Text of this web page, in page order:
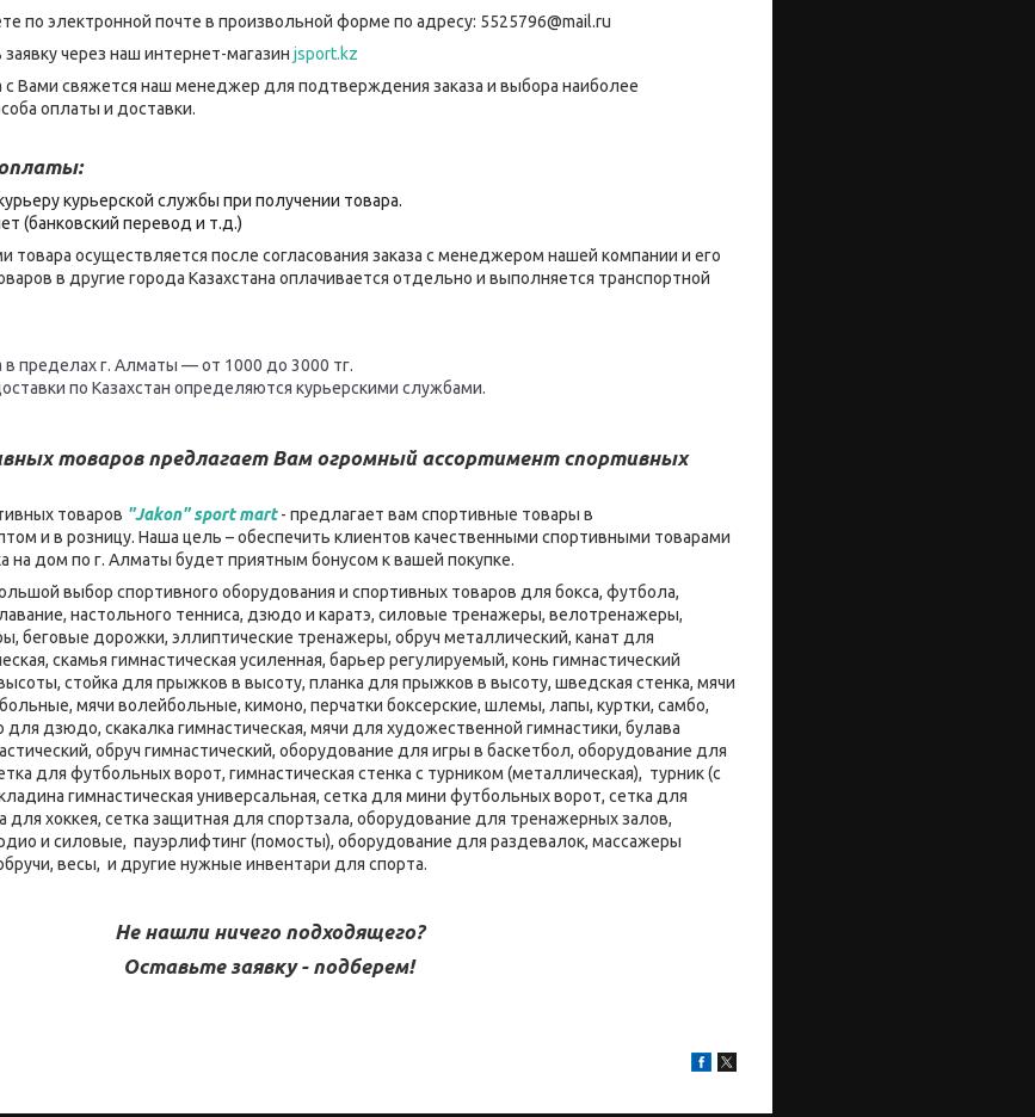
по электронной почте в произвольной форме по адресу: 5525796@mail.ru
через наш интернет-магазин jsport.kz
с Вами свяжется наш менеджер для подтверждения заказа и выбора наиболее
оплаты и доставки.
курьерской службы при получении товара.
(банковский перевод и т.д.)
товара осуществляется после согласования заказа с менеджером нашей компании и его
в другие города Казахстана оплачивается отдельно и выполняется транспортной
в пределах г. Алматы — от 1000 до 3000 тг.
по Казахстан определяются курьерскими службами.
товаров предлагает Вам огромный ассортимент спортивных
товаров "Jakon" sport mart- предлагает вам спортивные товары в
и в розницу. Наша цель – обеспечить клиентов качественными спортивными товарами
на дом по г. Алматы будет приятным бонусом к вашей покупке.
выбор спортивного оборудования и спортивных товаров для бокса, футбола,
настольного тенниса, дзюдо и каратэ, силовые тренажеры, велотренажеры,
беговые дорожки, эллиптические тренажеры, обруч металлический, канат для
скамья гимнастическая усиленная, барьер регулируемый, конь гимнастический
стойка для прыжков в высоту, планка для прыжков в высоту, шведская стенка, мячи
мячи волейбольные, кимоно, перчатки боксерские, шлемы, лапы, куртки, самбо,
дзюдо, скакалка гимнастическая, мячи для художественной гимнастики, булава
обруч гимнастический, оборудование для игры в баскетбол, оборудование для
для футбольных ворот, гимнастическая стенка с турником (металлическая), турник (с
гимнастическая универсальная, сетка для мини футбольных ворот, сетка для
для хоккея, сетка защитная для спортзала, оборудование для тренажерных залов,
и силовые, пауэрлифтинг (помосты), оборудование для раздевалок, массажеры
весы, и другие нужные инвентари для спорта.
Не нашли ничего подходящего?
Оставьте заявку - подберем!